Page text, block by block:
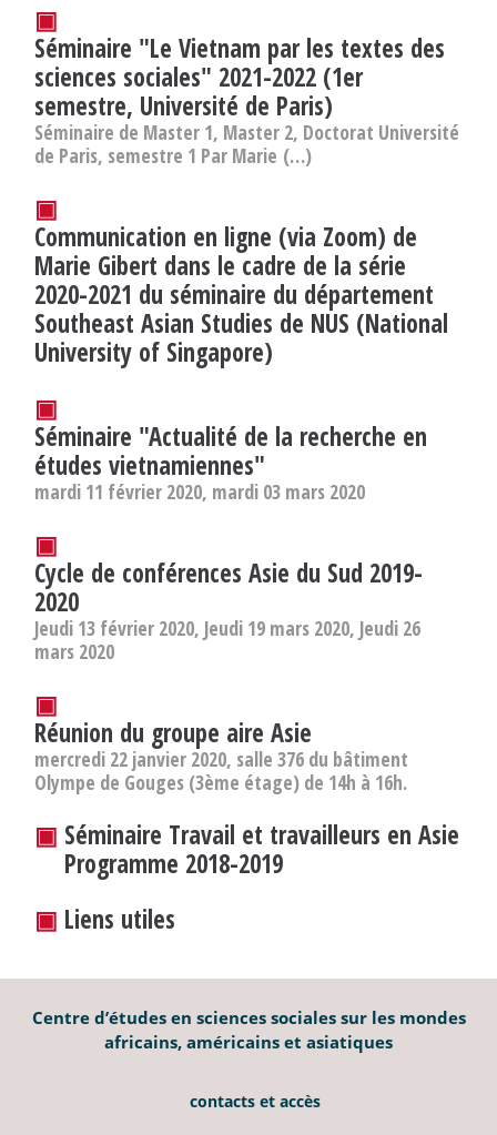
▣
Séminaire "Le Vietnam par les textes des
sciences sociales" 2021-2022 (1er
semestre, Université de Paris)
Séminaire de Master 1, Master 2, Doctorat Université
de Paris, semestre 1 Par Marie (…)
▣
Communication en ligne (via Zoom) de
Marie Gibert dans le cadre de la série
2020-2021 du séminaire du département
Southeast Asian Studies de NUS (National
University of Singapore)
▣
Séminaire "Actualité de la recherche en
études vietnamiennes"
mardi 11 février 2020, mardi 03 mars 2020
▣
Cycle de conférences Asie du Sud 2019-
2020
Jeudi 13 février 2020, Jeudi 19 mars 2020, Jeudi 26
mars 2020
▣
Réunion du groupe aire Asie
mercredi 22 janvier 2020, salle 376 du bâtiment
Olympe de Gouges (3ème étage) de 14h à 16h.
▣ Séminaire Travail et travailleurs en Asie
Programme 2018-2019
▣ Liens utiles
Centre d’études en sciences sociales sur les mondes
africains, américains et asiatiques
contacts et accès